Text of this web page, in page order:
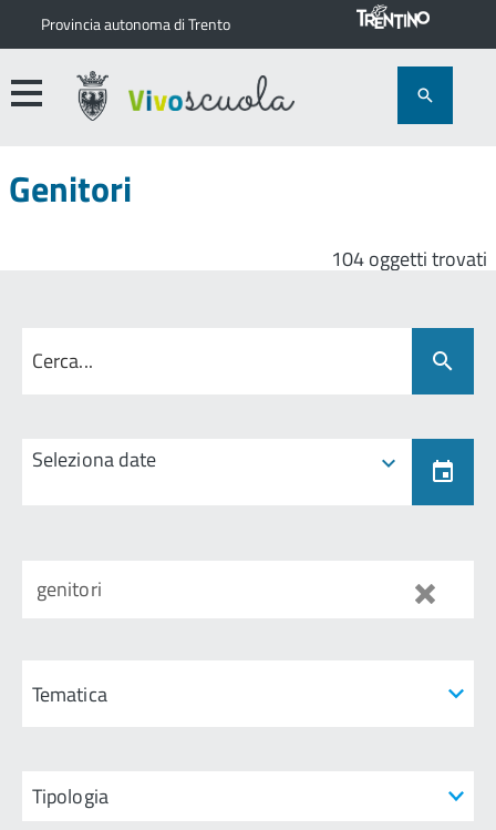
Provincia autonoma di Trento
Genitori
104 oggetti trovati
Seleziona date
genitori